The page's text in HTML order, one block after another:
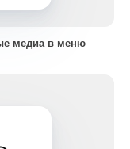
медиа в меню